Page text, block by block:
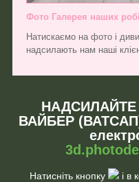
Фото Галерея наших
Натискаємо на фото і
надсилають нам наші
НАДСИЛАЙТЕ
ВАЙБЕР (ВАТСАП)
Натисніть кнопку
і в